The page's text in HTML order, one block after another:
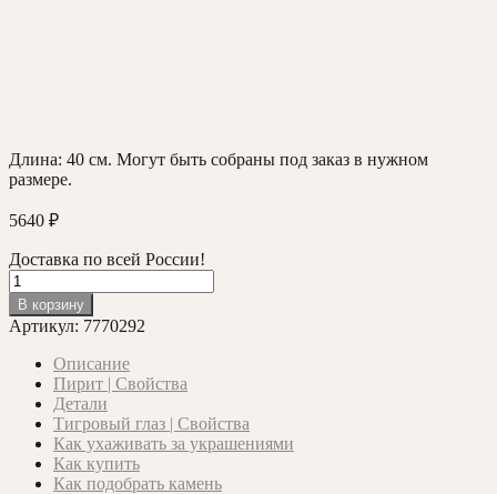
Длина: 40 см. Могут быть собраны под заказ в нужном
размере.
5640 ₽
Доставка по всей России!
Количество
товара
Бусы
с
Пиритом
крупным
Тигровым
Глазом
(цилиндр)
10мм.
В корзину
Артикул: 7770292
Описание
Пирит | Свойства
Детали
Тигровый глаз | Свойства
Как ухаживать за украшениями
Как купить
Как подобрать камень